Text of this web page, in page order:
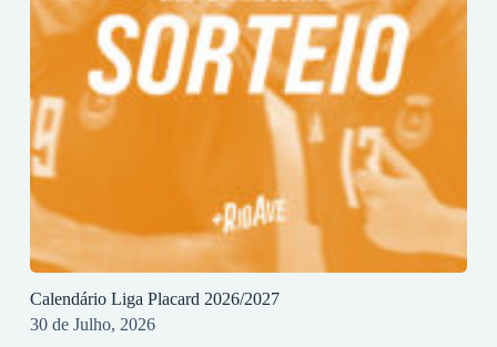
Calendário Liga Placard 2026/2027
30 de Julho, 2026